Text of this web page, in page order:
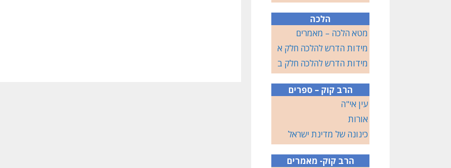
הלכה
מטא הלכה – מאמרים
מידות הדרש להלכה חלק א
מידות הדרש להלכה חלק ב
הרב קוק – ספרים
עין אי"ה
אורות
כינונה של מדינת ישראל
הרב קוק- מאמרים